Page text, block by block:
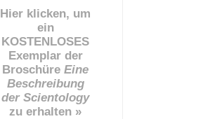
Hier klicken, um
ein
KOSTENLOSES
Exemplar der
Broschüre Eine
Beschreibung
der Scientology
zu erhalten »